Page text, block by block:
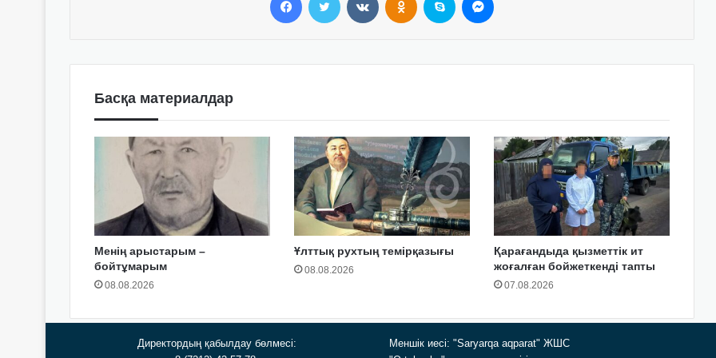
Басқа материалдар
Менің арыстарым –
бойтұмарым
08.08.2026
Ұлттық рухтың темірқазығы
08.08.2026
Қарағандыда қызметтік ит
жоғалған бойжеткенді тапты
07.08.2026
Директордың қабылдау бөлмесі:
Меншік иесі: "Saryarqa aqparat" ЖШС